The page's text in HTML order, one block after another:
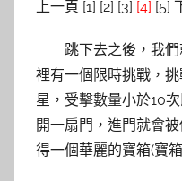
上一頁 [1] [2] [3] [4] [5]
跳下去之後，我
裡有一個限時挑戰，
星，受擊數量小於10
開一扇門，進門就會
得一個華麗的寶箱(寶箱